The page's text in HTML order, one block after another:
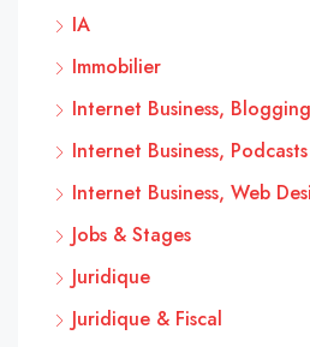
IA
Immobilier
Internet Business, Blogging
Internet Business, Podcasts
Internet Business, Web
Jobs & Stages
Juridique
Juridique & Fiscal